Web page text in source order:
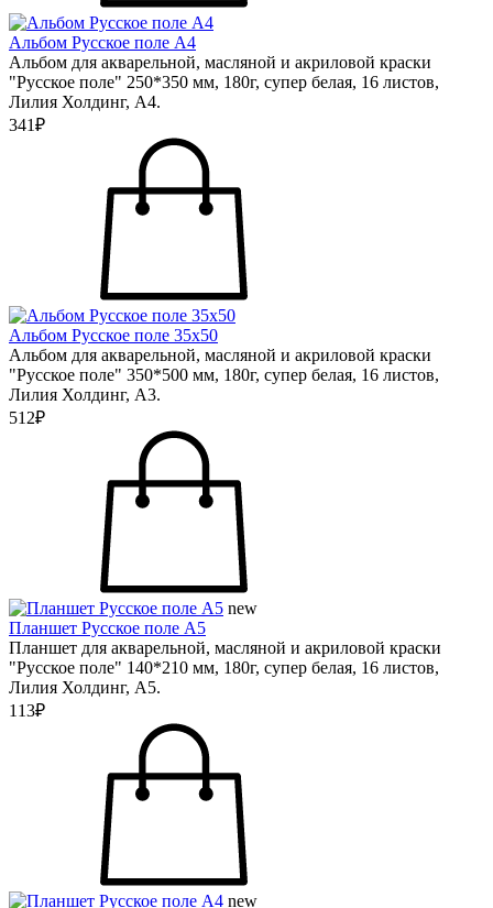
Альбом Русское поле А4
Альбом для акварельной, масляной и акриловой краски
"Русское поле" 250*350 мм, 180г, супер белая, 16 листов,
Лилия Холдинг, А4.
341₽
Альбом Русское поле 35х50
Альбом для акварельной, масляной и акриловой краски
"Русское поле" 350*500 мм, 180г, супер белая, 16 листов,
Лилия Холдинг, А3.
512₽
new
Планшет Русское поле А5
Планшет для акварельной, масляной и акриловой краски
"Русское поле" 140*210 мм, 180г, супер белая, 16 листов,
Лилия Холдинг, А5.
113₽
new